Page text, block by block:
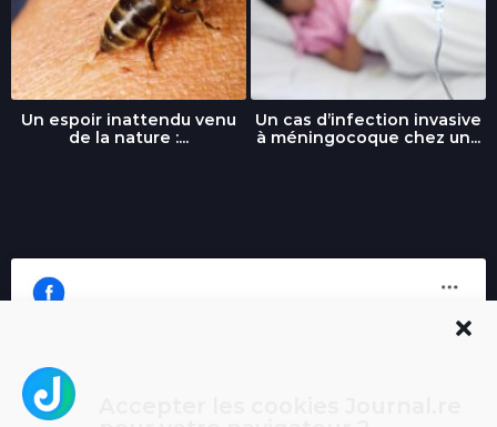
Un espoir inattendu venu
de la nature :...
Un cas d’infection invasive
à méningocoque chez un...